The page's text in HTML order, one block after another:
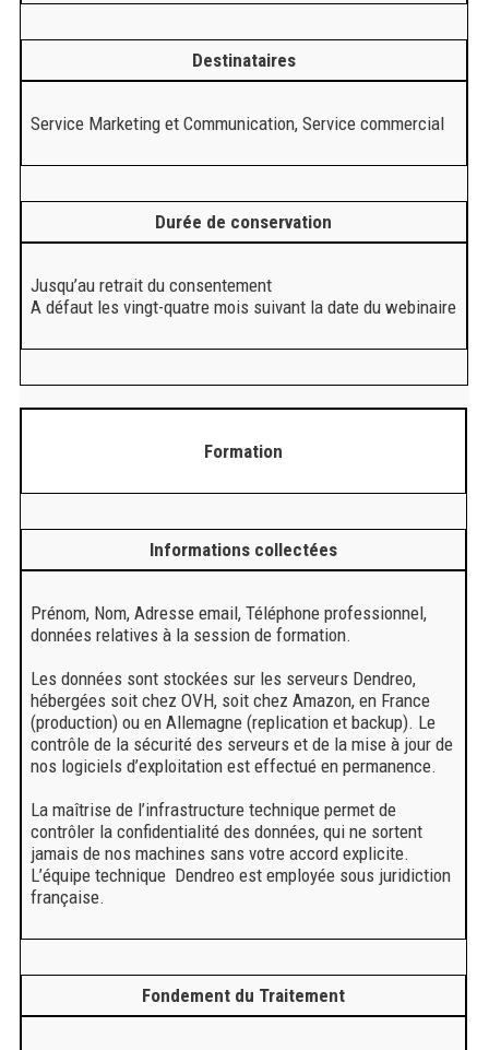
Destinataires
Service Marketing et Communication, Service commercial
Durée de conservation
Jusqu’au retrait du consentement
A défaut les vingt-quatre mois suivant la date du webinaire
Formation
Informations collectées
Prénom, Nom, Adresse email, Téléphone professionnel,
données relatives à la session de formation.
Les données sont stockées sur les serveurs Dendreo,
hébergées soit chez OVH, soit chez Amazon, en France
(production) ou en Allemagne (replication et backup). Le
contrôle de la sécurité des serveurs et de la mise à jour de
nos logiciels d’exploitation est effectué en permanence.
La maîtrise de l’infrastructure technique permet de
contrôler la confidentialité des données, qui ne sortent
jamais de nos machines sans votre accord explicite.
L’équipe technique Dendreo est employée sous juridiction
française.
Fondement du Traitement